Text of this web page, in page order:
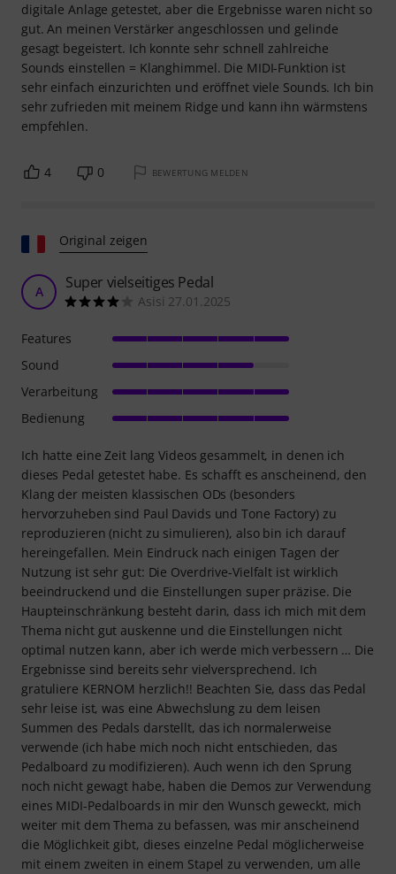
digitale Anlage getestet, aber die Ergebnisse waren nicht so
gut. An meinen Verstärker angeschlossen und gelinde
gesagt begeistert. Ich konnte sehr schnell zahlreiche
Sounds einstellen = Klanghimmel. Die MIDI-Funktion ist
sehr einfach einzurichten und eröffnet viele Sounds. Ich bin
sehr zufrieden mit meinem Ridge und kann ihn wärmstens
empfehlen.
4 0 BEWERTUNG MELDEN
Original zeigen
A Super vielseitiges Pedal
Asisi 27.01.2025
Ich hatte eine Zeit lang Videos gesammelt, in denen ich
dieses Pedal getestet habe. Es schafft es anscheinend, den
Klang der meisten klassischen ODs (besonders
hervorzuheben sind Paul Davids und Tone Factory) zu
reproduzieren (nicht zu simulieren), also bin ich darauf
hereingefallen. Mein Eindruck nach einigen Tagen der
Nutzung ist sehr gut: Die Overdrive-Vielfalt ist wirklich
beeindruckend und die Einstellungen super präzise. Die
Haupteinschränkung besteht darin, dass ich mich mit dem
Thema nicht gut auskenne und die Einstellungen nicht
optimal nutzen kann, aber ich werde mich verbessern … Die
Ergebnisse sind bereits sehr vielversprechend. Ich
gratuliere KERNOM herzlich!! Beachten Sie, dass das Pedal
sehr leise ist, was eine Abwechslung zu dem leisen
Summen des Pedals darstellt, das ich normalerweise
verwende (ich habe mich noch nicht entschieden, das
Pedalboard zu modifizieren). Auch wenn ich den Sprung
noch nicht gewagt habe, haben die Demos zur Verwendung
eines MIDI-Pedalboards in mir den Wunsch geweckt, mich
weiter mit dem Thema zu befassen, was mir anscheinend
die Möglichkeit gibt, dieses einzelne Pedal möglicherweise
mit einem zweiten in einem Stapel zu verwenden, um alle
Features
Sound
Verarbeitung
Bedienung